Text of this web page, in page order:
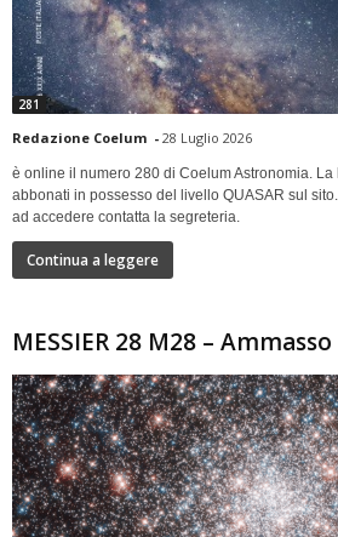
281
Redazione Coelum - 28 Luglio 2026
è online il numero 280 di Coelum Astronomia. La
abbonati in possesso del livello QUASAR sul
ad accedere contatta la segreteria.
Continua a leggere
MESSIER 28 M28 –